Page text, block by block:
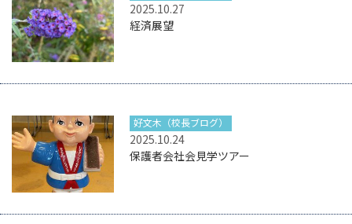
2025.10.27
経済展望
2025.10.24
好文木（校長ブログ）
保護者会社会見学ツアー